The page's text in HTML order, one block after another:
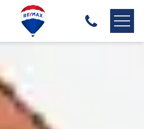
ONZE MAKELAARS
ONZE EXPERTISES
HUIS VERKOPEN